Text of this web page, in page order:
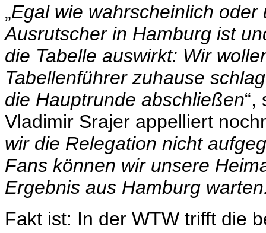
„Egal wie wahrscheinlich
Ausrutscher in Hamburg ist
die Tabelle auswirkt: Wir
Tabellenführer zuhause
die Hauptrunde abschließen“,
Vladimir Srajer appelliert
wir die Relegation nicht
Fans können wir unsere
Ergebnis aus Hamburg
Fakt ist: In der WTW trifft die